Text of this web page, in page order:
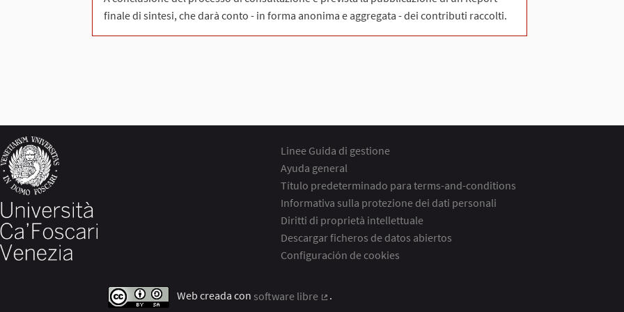
finale di sintesi, che darà conto - in forma anonima e aggregata - dei contributi raccolti.
Linee Guida di gestione
Ayuda general
Título predeterminado para terms-and-conditions
Informativa sulla protezione dei dati personali
Diritti di proprietà intellettuale
Descargar ficheros de datos abiertos
Configuración de cookies
Web creada con software libre
.